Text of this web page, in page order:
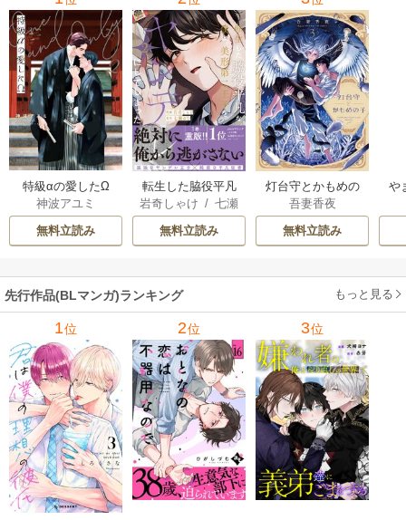
特級αの愛したΩ
神波アユミ
無料立読み
転生した脇役平凡
な僕は、美形第二
王子をヤンデレに
してしまった【シ
岩奇しゃけ /七瀬
おむ
無料立読み
灯台守とかもめの
子
吾妻香夜
無料立読み
や
先行作品(BLマンガ)ランキング もっと見る
1位 2位 3位